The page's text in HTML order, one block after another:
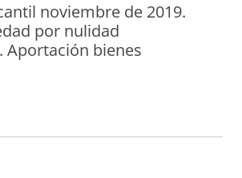
noviembre de 2019.
por nulidad
Aportación bienes